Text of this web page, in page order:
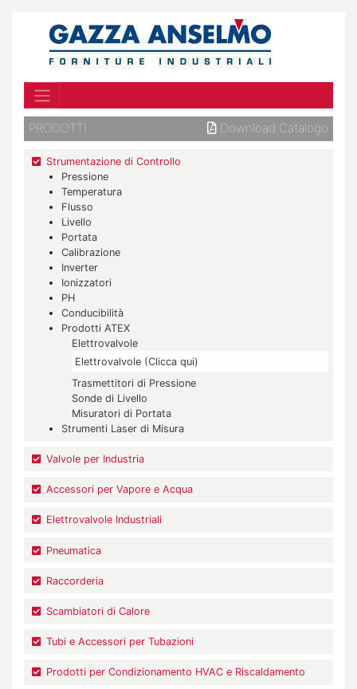
PRODOTTI Download Catalogo
Strumentazione di Controllo
Pressione
Temperatura
Flusso
Livello
Portata
Calibrazione
Inverter
Ionizzatori
PH
Conducibilità
Prodotti ATEX
Elettrovalvole
Elettrovalvole (Clicca qui)
Trasmettitori di Pressione
Sonde di Livello
Misuratori di Portata
Strumenti Laser di Misura
Valvole per Industria
Accessori per Vapore e Acqua
Elettrovalvole Industriali
Pneumatica
Raccorderia
Scambiatori di Calore
Tubi e Accessori per Tubazioni
Prodotti per Condizionamento HVAC e Riscaldamento